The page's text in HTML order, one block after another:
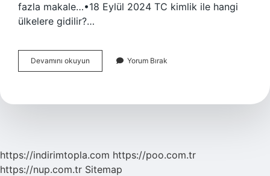
fazla makale…•18 Eylül 2024 TC kimlik ile hangi
ülkelere gidilir?…
Devamını okuyun
Vatandaşı
Vizesiz
Yorum Bırak
https://indirimtopla.com https://poo.com.tr
https://nup.com.tr Sitemap